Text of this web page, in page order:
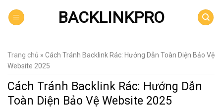
BACKLINKPRO
Trang chủ » Cách Tránh Backlink Rác: Hướng Dẫn Toàn Diện Bảo Vệ
Website 2025
Cách Tránh Backlink Rác: Hướng Dẫn
Toàn Diện Bảo Vệ Website 2025